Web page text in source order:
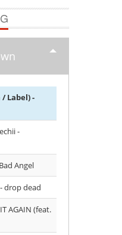
Label) -
-
Angel
drop dead
AGAIN (feat.